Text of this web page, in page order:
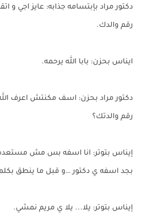
دكتور مراد بإبتسامه جذابه: عايز اجي و
رقم والدك.
ايناس بحزن: بابا الله يرحمه.
دكتور مراد بحزن: اسف مكنتش اعرف
رقم والدتك؟
إيناس بتوتر: انا اسفه بس مش مستعده
بجد اسفه ي دكتور …و قبل ما ينطق
إيناس بتوتر: يلا... يلا ي مريم نمشي.